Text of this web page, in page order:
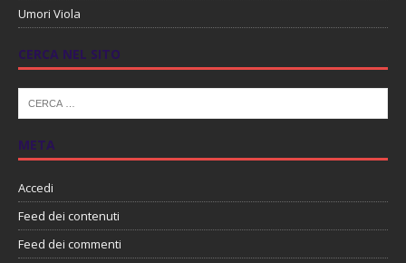
Umori Viola
CERCA NEL SITO
META
Accedi
Feed dei contenuti
Feed dei commenti